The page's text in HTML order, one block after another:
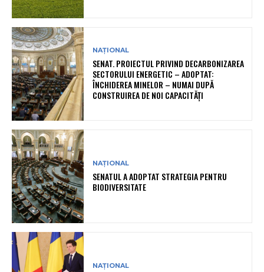
NAȚIONAL
SENAT. PROIECTUL PRIVIND DECARBONIZAREA
SECTORULUI ENERGETIC – ADOPTAT:
ÎNCHIDEREA MINELOR – NUMAI DUPĂ
CONSTRUIREA DE NOI CAPACITĂȚI
NAȚIONAL
SENATUL A ADOPTAT STRATEGIA PENTRU
BIODIVERSITATE
NAȚIONAL